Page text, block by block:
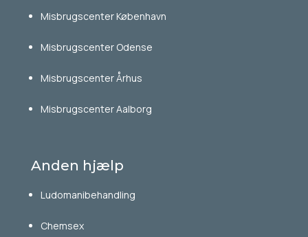
Misbrugscenter København
Misbrugscenter Odense
Misbrugscenter Århus
Misbrugscenter Aalborg
Anden hjælp
Ludomanibehandling
Chemsex